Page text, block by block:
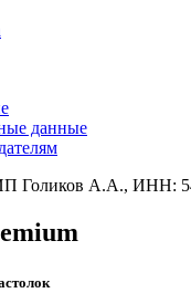
данные
Голиков А.А., ИНН: